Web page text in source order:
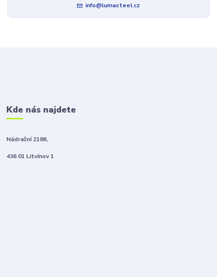
info@lumasteel.cz
Kde nás najdete
Nádražní 2186,
436 01 Litvínov 1